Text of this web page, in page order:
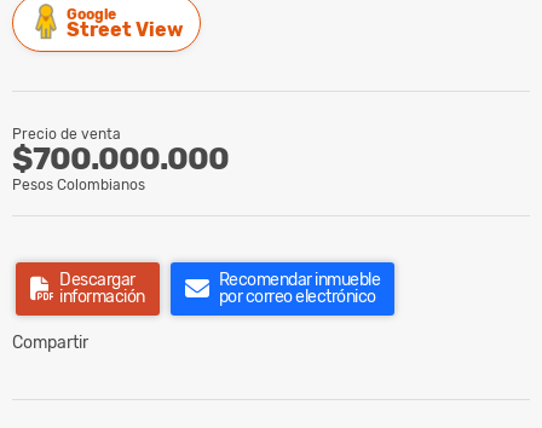
Google
Street View
Precio de venta
$700.000.000
Pesos Colombianos
Descargar
información
Recomendar inmueble
por correo electrónico
Compartir